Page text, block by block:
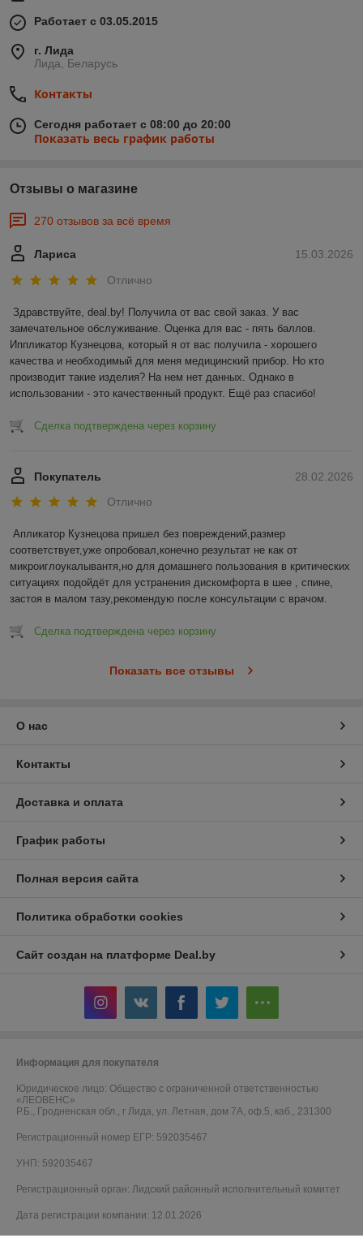
Работает с 03.05.2015
г. Лида
Лида, Беларусь
Контакты
Сегодня работает с 08:00 до 20:00
Показать весь график работы
Отзывы о магазине
270 отзывов за всё время
15.03.2026
Лариса
Отлично
Здравствуйте, deal.by! Получила от вас свой заказ. У вас
замечательное обслуживание. Оценка для вас - пять баллов.
Иппликатор Кузнецова, который я от вас получила - хорошего
качества и необходимый для меня медицинский прибор. Но кто
производит такие изделия? На нем нет данных. Однако в
использовании - это качественный продукт. Ещё раз спасибо!
Сделка подтверждена через корзину
28.02.2026
Покупатель
Отлично
Апликатор Кузнецова пришел без повреждений,размер
соответствует,уже опробовал,конечно результат не как от
микроиглоукалывантя,но для домашнего пользования в критических
ситуациях подойдёт для устранения дискомфорта в шее , спине,
застоя в малом тазу,рекомендую после консультации с врачом.
Сделка подтверждена через корзину
Показать все отзывы
О нас
Контакты
Доставка и оплата
График работы
Полная версия сайта
Политика обработки cookies
Сайт создан на платформе Deal.by
Информация для покупателя
Юридическое лицо: Общество с ограниченной ответственностью
«ЛЕОВЕНС»
Р.Б., Гродненская обл., г Лида, ул. Летная, дом 7А, оф.5, каб., 231300
Регистрационный номер ЕГР: 592035467
УНП: 592035467
Регистрационный орган: Лидский районный исполнительный комитет
Дата регистрации компании: 12.01.2026